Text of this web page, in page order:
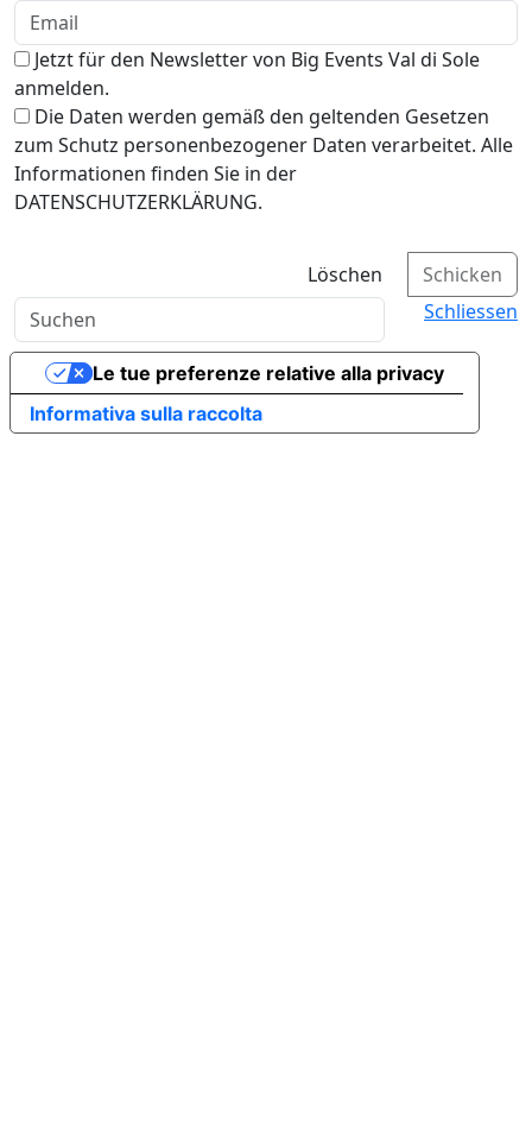
Jetzt für den Newsletter von Big Events Val di Sole
anmelden.
Die Daten werden gemäß den geltenden Gesetzen
zum Schutz personenbezogener Daten verarbeitet. Alle
Informationen finden Sie in der
DATENSCHUTZERKLÄRUNG.
Löschen
Schicken
Schliessen
Informativa sulla raccolta
Le tue preferenze relative alla privacy